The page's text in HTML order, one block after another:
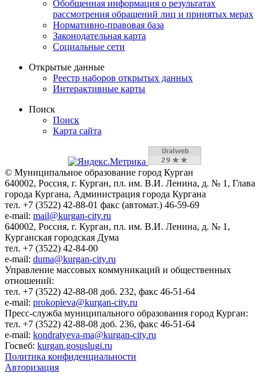
Обобщенная информация о результатах
рассмотрения обращений лиц и принятых мерах
Нормативно-правовая база
Законодательная карта
Социальные сети
Открытые данные
Реестр наборов открытых данных
Интерактивные карты
Поиск
Поиск
Карта сайта
© Муниципальное образование город Курган
640002, Россия, г. Курган, пл. им. В.И. Ленина, д. № 1, Глава
города Кургана, Администрация города Кургана
тел. +7 (3522) 42-88-01 факс (автомат.) 46-59-69
e-mail: mail@kurgan-city.ru
640002, Россия, г. Курган, пл. им. В.И. Ленина, д. № 1,
Курганская городская Дума
тел. +7 (3522) 42-84-00
e-mail: duma@kurgan-city.ru
Управление массовых коммуникаций и общественных
отношений:
тел. +7 (3522) 42-88-08 доб. 232, факс 46-51-64
e-mail: prokopieva@kurgan-city.ru
Пресс-служба муниципального образования город Курган:
тел. +7 (3522) 42-88-08 доб. 236, факс 46-51-64
e-mail: kondratyeva-ma@kurgan-city.ru
Госвеб: kurgan.gosuslugi.ru
Политика конфиденциальности
Авторизация